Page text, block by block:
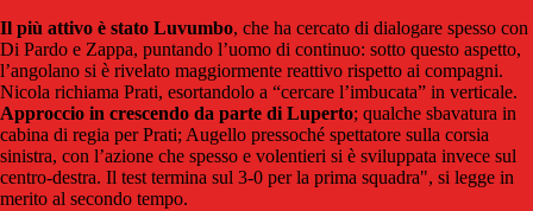
Il più attivo è stato Luvumbo, che ha cercato di dialogare spesso con
Di Pardo e Zappa, puntando l’uomo di continuo: sotto questo aspetto,
l’angolano si è rivelato maggiormente reattivo rispetto ai compagni.
Nicola richiama Prati, esortandolo a “cercare l’imbucata” in verticale.
Approccio in crescendo da parte di Luperto; qualche sbavatura in
cabina di regia per Prati; Augello pressoché spettatore sulla corsia
sinistra, con l’azione che spesso e volentieri si è sviluppata invece sul
centro-destra. Il test termina sul 3-0 per la prima squadra", si legge in
merito al secondo tempo.